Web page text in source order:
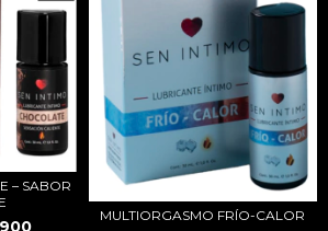
– SABOR
MULTIORGASMO FRÍO-CALOR